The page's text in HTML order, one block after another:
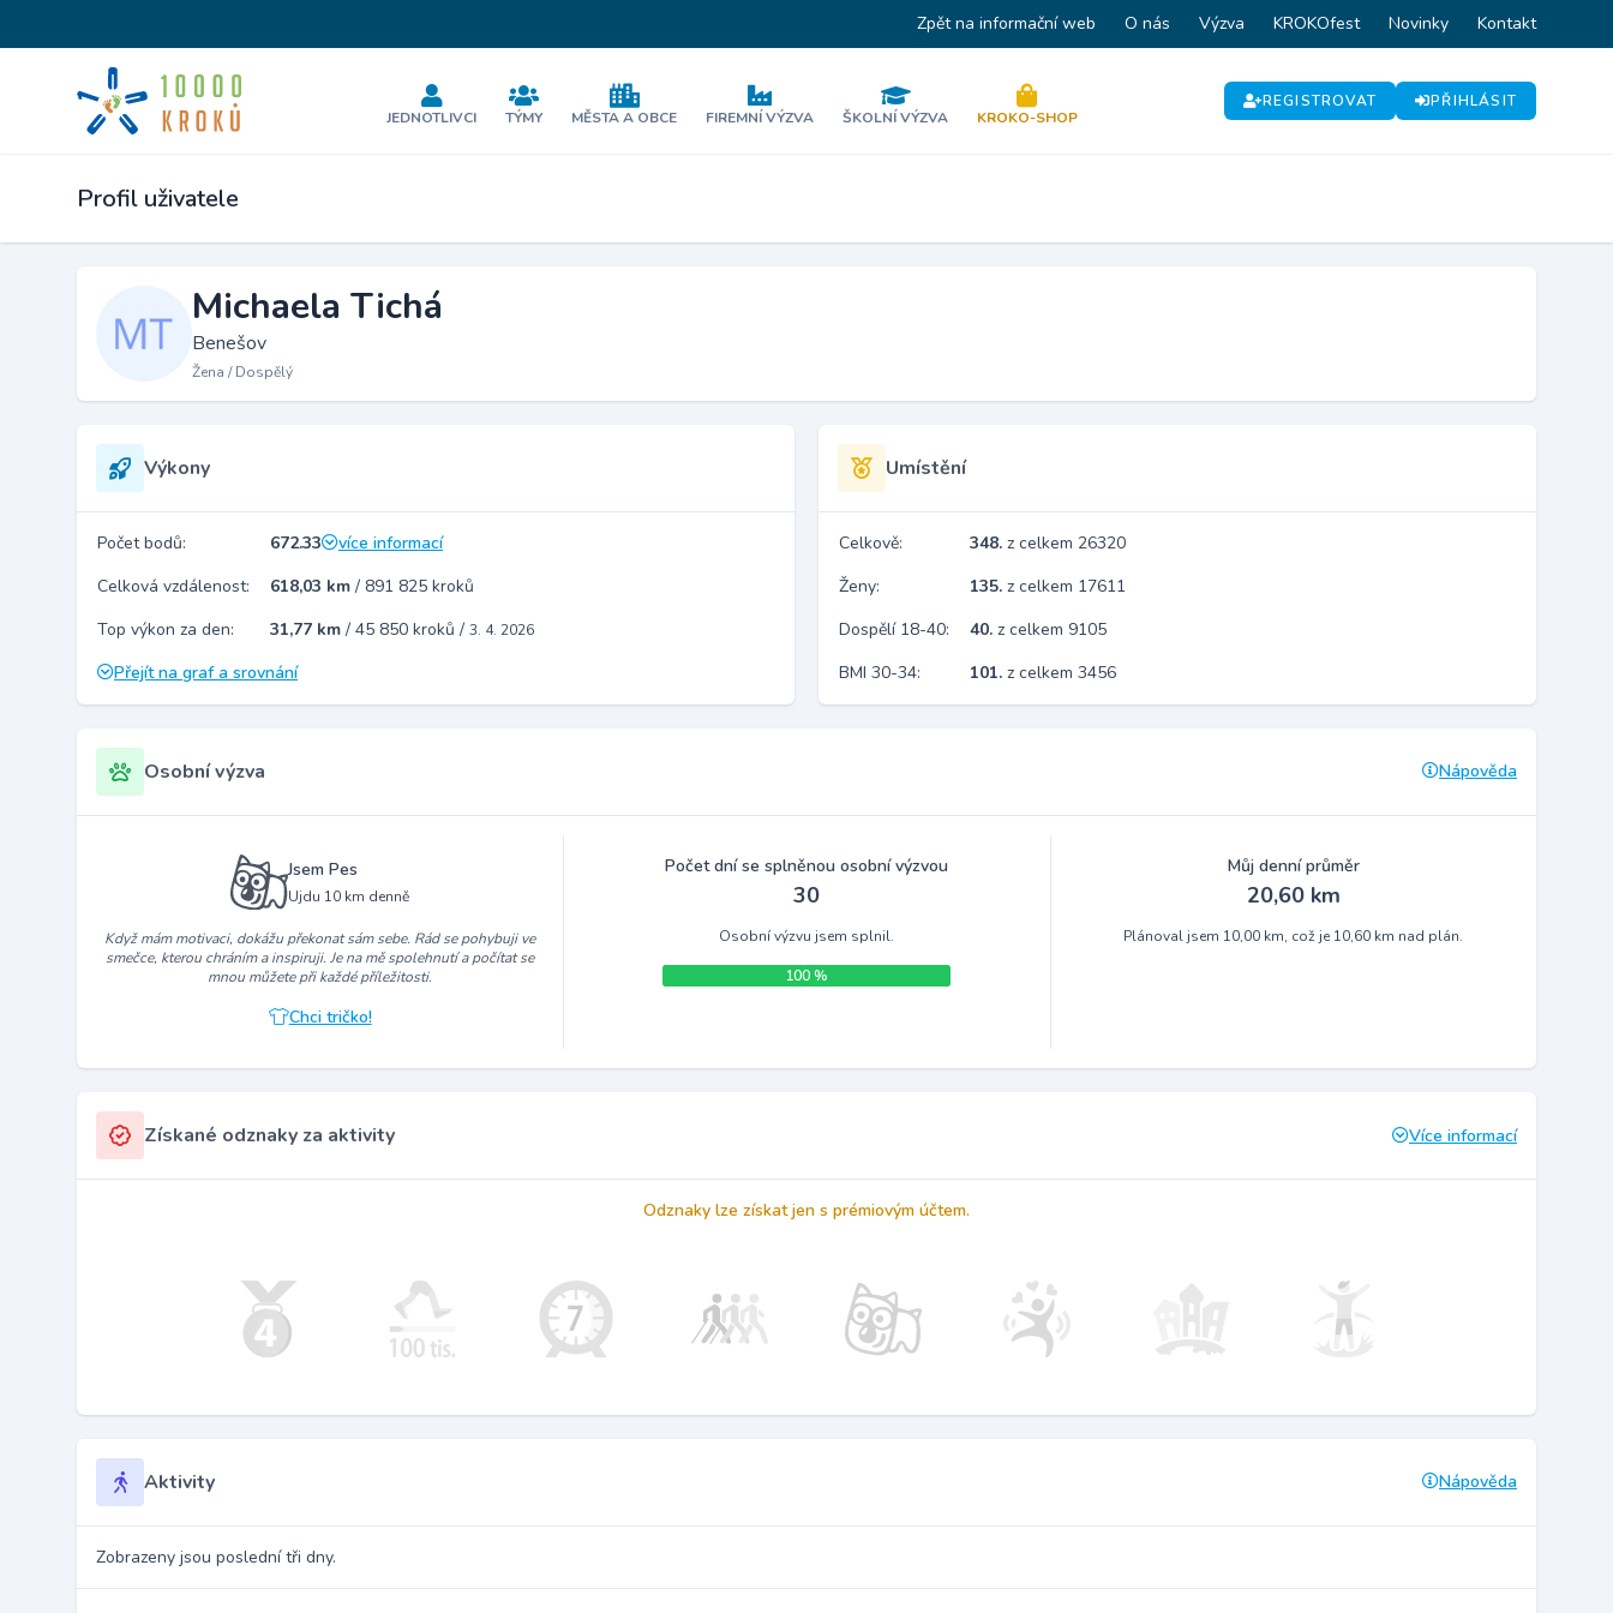
Zpět na informační web O nás Výzva KROKOfest Novinky Kontakt
JEDNOTLIVCI TÝMY MĚSTA A OBCE FIREMNÍ VÝZVA ŠKOLNÍ VÝZVA KROKO-SHOP
REGISTROVAT PŘIHLÁSIT
Profil uživatele
Michaela Tichá
Benešov
Žena / Dospělý
Výkony
Počet bodů: 672.33
více informací
Celková vzdálenost:
618,03 km / 891 825 kroků
Top výkon za den:
31,77 km / 45 850 kroků / 3. 4. 2026
Přejít na graf a srovnání
Umístění
Celkově: 348. z celkem 26320
Ženy:
135. z celkem 17611
Dospělí 18-40:
40. z celkem 9105
BMI 30-34:
101. z celkem 3456
Osobní výzva Nápověda
Jsem Pes
Ujdu 10 km denně
Když mám motivaci, dokážu překonat sám sebe. Rád se pohybuji ve
smečce, kterou chráním a inspiruji. Je na mě spolehnutí a počítat se
mnou můžete při každé příležitosti.
Chci tričko!
Počet dní se splněnou osobní výzvou
30
Osobní výzvu jsem splnil.
100 %
Můj denní průměr
20,60 km
Plánoval jsem 10,00 km, což je 10,60 km nad plán.
Získané odznaky za aktivity Více informací
Odznaky lze získat jen s prémiovým účtem.
Aktivity Nápověda
Zobrazeny jsou poslední tři dny.